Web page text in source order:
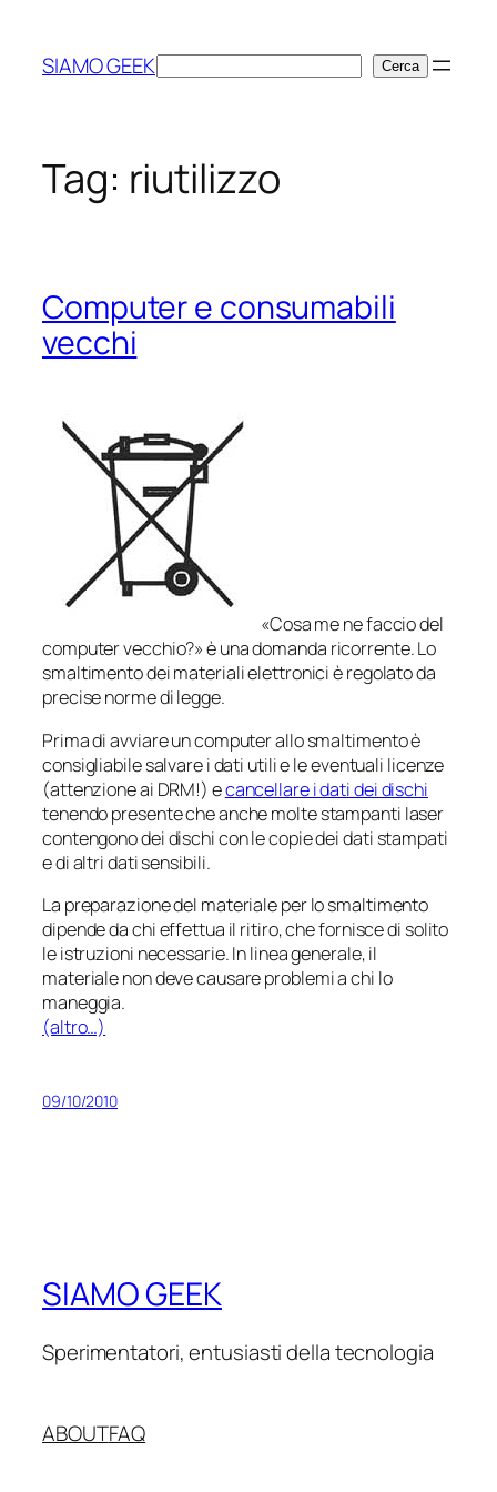
contenuto
SIAMO GEEKCerca Cerca
Tag: riutilizzo
Computer e consumabili
vecchi
«Cosa me ne faccio del
computer vecchio?» è una domanda ricorrente. Lo
smaltimento dei materiali elettronici è regolato da
precise norme di legge.
Prima di avviare un computer allo smaltimento è
consigliabile salvare i dati utili e le eventuali licenze
(attenzione ai DRM!) ecancellare i dati dei dischi
tenendo presente che anche molte stampanti laser
contengono dei dischi con le copie dei dati stampati
e di altri dati sensibili.
La preparazione del materiale per lo smaltimento
dipende da chi effettua il ritiro, che fornisce di solito
le istruzioni necessarie. In linea generale, il
materiale non deve causare problemi a chi lo
maneggia.
(altro…)
09/10/2010
SIAMO GEEK
Sperimentatori, entusiasti della tecnologia
ABOUTFAQ